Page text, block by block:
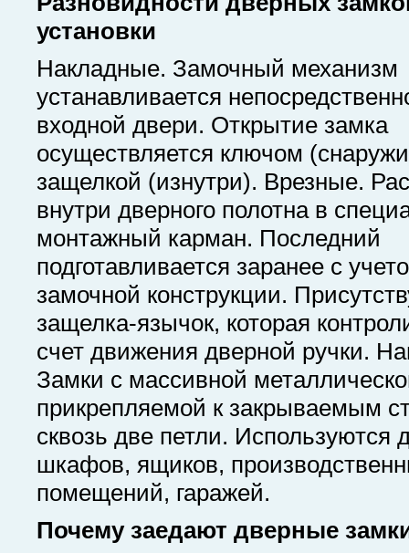
установки
Накладные. Замочный механизм
устанавливается
входной двери. Открытие замка
осуществляется ключом
защелкой (изнутри). Врезные.
внутри дверного полотна в
монтажный карман. Последний
подготавливается заранее с
замочной конструкции.
защелка-язычок, которая
счет движения дверной ручки.
Замки с массивной
прикрепляемой к закрываемым
сквозь две петли. Используются
шкафов, ящиков,
помещений, гаражей.
Почему заедают дверные